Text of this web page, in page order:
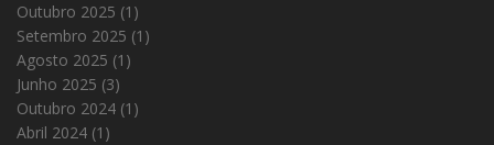
Outubro 2025 (1)
Setembro 2025 (1)
Agosto 2025 (1)
Junho 2025 (3)
Outubro 2024 (1)
Abril 2024 (1)